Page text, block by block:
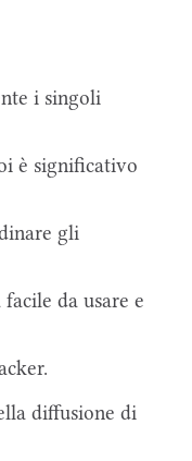
i singoli
è significativo
gli
facile da usare e
diffusione di